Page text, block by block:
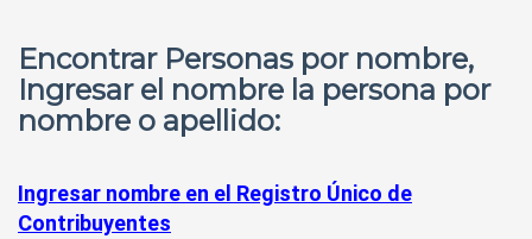
Encontrar Personas por nombre,
Ingresar el nombre la persona por
nombre o apellido:
Ingresar nombre en el Registro Único de
Contribuyentes